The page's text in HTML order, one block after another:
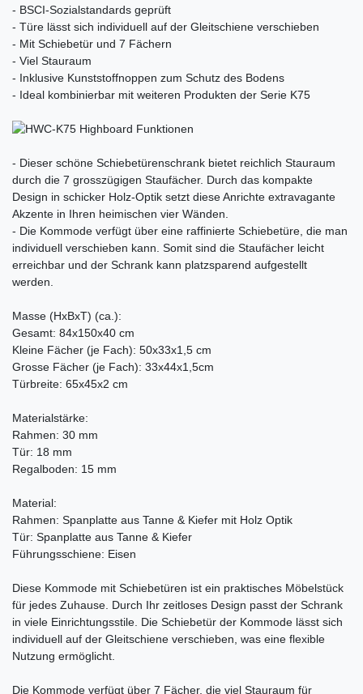
- BSCI-Sozialstandards geprüft
- Türe lässt sich individuell auf der Gleitschiene verschieben
- Mit Schiebetür und 7 Fächern
- Viel Stauraum
- Inklusive Kunststoffnoppen zum Schutz des Bodens
- Ideal kombinierbar mit weiteren Produkten der Serie K75
- Dieser schöne Schiebetürenschrank bietet reichlich Stauraum
durch die 7 grosszügigen Staufächer. Durch das kompakte
Design in schicker Holz-Optik setzt diese Anrichte extravagante
Akzente in Ihren heimischen vier Wänden.
- Die Kommode verfügt über eine raffinierte Schiebetüre, die man
individuell verschieben kann. Somit sind die Staufächer leicht
erreichbar und der Schrank kann platzsparend aufgestellt
werden.
Masse (HxBxT) (ca.):
Gesamt: 84x150x40 cm
Kleine Fächer (je Fach): 50x33x1,5 cm
Grosse Fächer (je Fach): 33x44x1,5cm
Türbreite: 65x45x2 cm
Materialstärke:
Rahmen: 30 mm
Tür: 18 mm
Regalboden: 15 mm
Material:
Rahmen: Spanplatte aus Tanne & Kiefer mit Holz Optik
Tür: Spanplatte aus Tanne & Kiefer
Führungsschiene: Eisen
Diese Kommode mit Schiebetüren ist ein praktisches Möbelstück
für jedes Zuhause. Durch Ihr zeitloses Design passt der Schrank
in viele Einrichtungsstile. Die Schiebetür der Kommode lässt sich
individuell auf der Gleitschiene verschieben, was eine flexible
Nutzung ermöglicht.
Die Kommode verfügt über 7 Fächer, die viel Stauraum für